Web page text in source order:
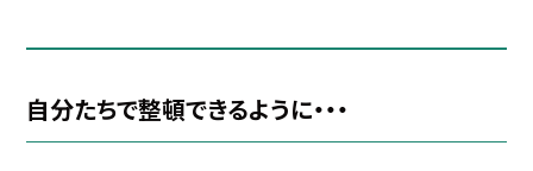
自分たちで整頓できるように・・・